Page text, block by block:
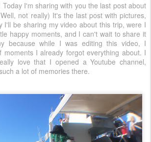
Today I'm sharing with you the last post about
not really) It's the last post with pictures,
I'll be sharing my video about this trip, were I
happy moments, and I can't wait to share it
because while I was editing this video, I
moments I already forgot everything about. I
love that I opened a Youtube channel,
a lot of memories there.